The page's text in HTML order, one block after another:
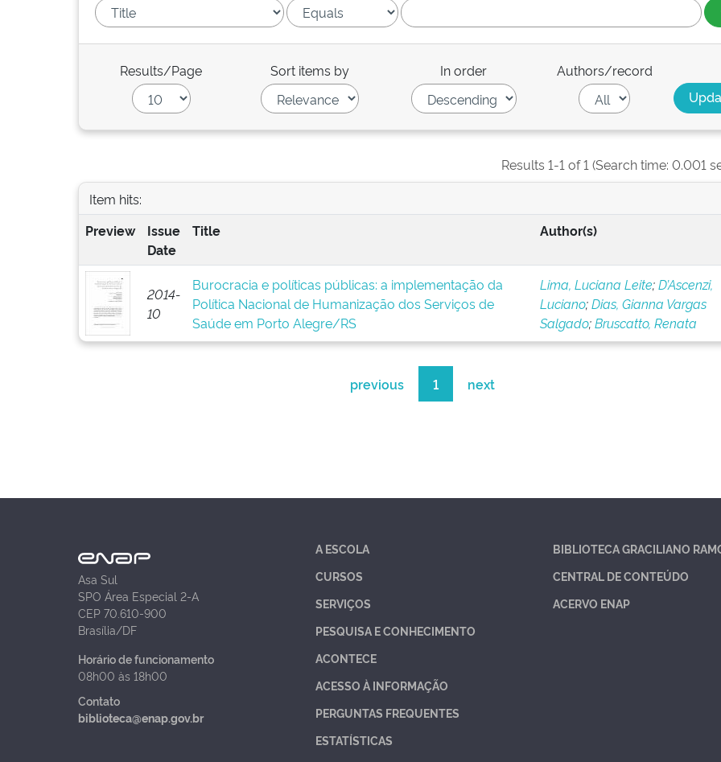
Results/Page Sort items by In order Authors/record
Results 1-1 of 1 (Search time: 0.001
Item hits:
Preview
Issue
Date
Title Author(s)
2014-
10
Burocracia e políticas públicas: a implementação da
Política Nacional de Humanização dos Serviços de
Saúde em Porto Alegre/RS
Lima, Luciana Leite;D’Ascenzi,
Luciano;Dias, Gianna Vargas
Salgado;Bruscatto, Renata
previous 1 next
Asa Sul
SPO Área Especial 2-A
CEP 70.610-900
Brasília/DF
Horário de funcionamento
08h00 às 18h00
Contato
biblioteca@enap.gov.br
A ESCOLA
CURSOS
SERVIÇOS
PESQUISA E CONHECIMENTO
ACONTECE
ACESSO À INFORMAÇÃO
PERGUNTAS FREQUENTES
ESTATÍSTICAS
BIBLIOTECA GRACILIANO
CENTRAL DE CONTEÚDO
ACERVO ENAP